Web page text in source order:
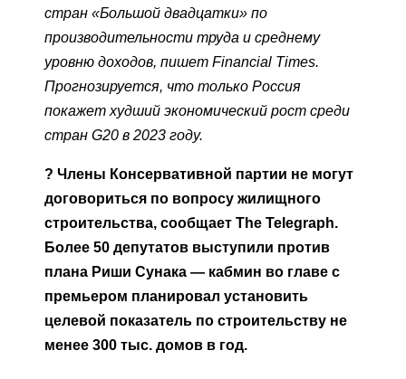
стран «Большой двадцатки» по
производительности труда и среднему
уровню доходов, пишет Financial Times.
Прогнозируется, что только Россия
покажет худший экономический рост среди
стран G20 в 2023 году.
? Члены Консервативной партии не могут
договориться по вопросу жилищного
строительства, сообщает The Telegraph.
Более 50 депутатов выступили против
плана Риши Сунака — кабмин во главе с
премьером планировал установить
целевой показатель по строительству не
менее 300 тыс. домов в год.